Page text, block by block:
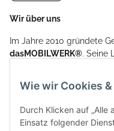
Wir über uns
Im Jahre 2010 gründete
dasMOBILWERK®. Seine
ein Car Cover anzubieten
Aufgrund der vielen
weitere Produkte, wie
Seine Reifenschoner
sind mit hochwertigen
Wie wir Cookies
Durch Klicken auf „Alle
Einsatz folgender